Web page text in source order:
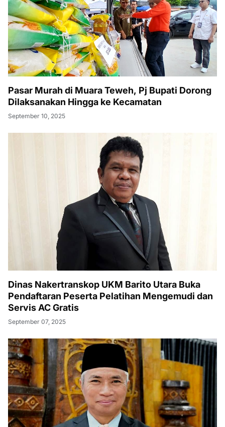
Pasar Murah di Muara Teweh, Pj Bupati Dorong
Dilaksanakan Hingga ke Kecamatan
September 10, 2025
Dinas Nakertranskop UKM Barito Utara Buka
Pendaftaran Peserta Pelatihan Mengemudi dan
Servis AC Gratis
September 07, 2025